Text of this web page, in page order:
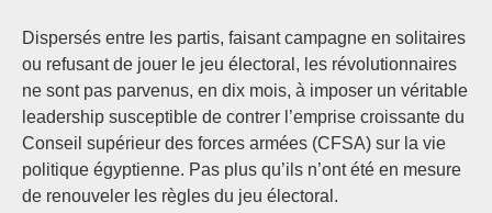
Dispersés entre les partis, faisant campagne en solitaires
ou refusant de jouer le jeu électoral, les révolutionnaires
ne sont pas parvenus, en dix mois, à imposer un véritable
leadership susceptible de contrer l’emprise croissante du
Conseil supérieur des forces armées (CFSA) sur la vie
politique égyptienne. Pas plus qu’ils n’ont été en mesure
de renouveler les règles du jeu électoral.